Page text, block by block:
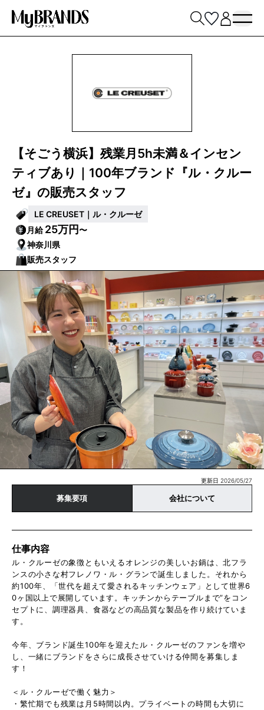
【そごう横浜】残業月5h未満＆インセン
ティブあり｜100年ブランド『ル・クルー
ゼ』の販売スタッフ
LE CREUSET｜ル・クルーゼ
月給25万円〜
神奈川県
販売スタッフ
更新日 2026/05/27
募集要項 会社について
仕事内容
ル・クルーゼの象徴ともいえるオレンジの美しいお鍋は、北フラ
ンスの小さな村フレノワ・ル・グランで誕生しました。それから
約100年、「世代を超えて愛されるキッチンウェア」として世界6
0ヶ国以上で展開しています。キッチンからテーブルまで”をコン
セプトに、調理器具、食器などの高品質な製品を作り続けていま
す。
今年、ブランド誕生100年を迎えたル・クルーゼのファンを増や
し、一緒にブランドをさらに成長させていける仲間を募集しま
す！
＜ル・クルーゼで働く魅力＞
・繁忙期でも残業は月5時間以内。プライベートの時間も大切に